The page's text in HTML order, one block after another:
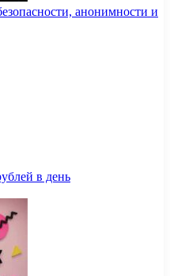
анонимности и
в день